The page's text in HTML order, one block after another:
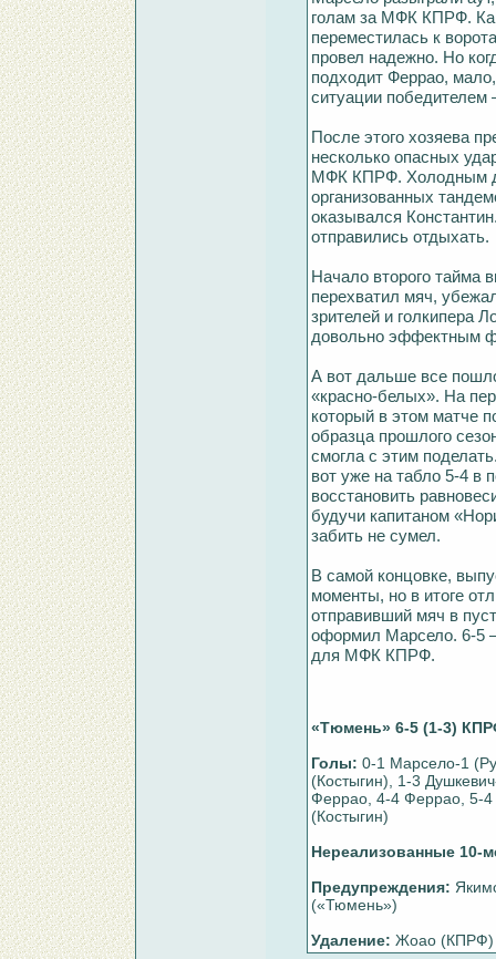
голам за МФК КПРФ.
переместилась к
провел надежно. Но
подходит Феррао,
ситуации победителем
После этого хозяева
несколько опасных
МФК КПРФ. Холодным
организованных
оказывался
отправились отдыхать.
Начало второго
перехватил мяч,
зрителей и голкипера
довольно эффектным
А вот дальше все
«красно-белых». На
который в этом матче
образца прошлого
смогла с этим
вот уже на табло 5-4 в
восстановить
будучи капитаном
забить не сумел.
В самой концовке,
моменты, но в итоге
отправивший мяч в
оформил Марсело. 6-5
для МФК КПРФ.
«Тюмень» 6-5 (1-3)
Голы: 0-1 Марсело-1
(Костыгин), 1-3
Феррао, 4-4 Феррао, 5-4
(Костыгин)
Нереализованные 10-
Предупреждения:
(«Тюмень»)
Удаление: Жоао (КПРФ)